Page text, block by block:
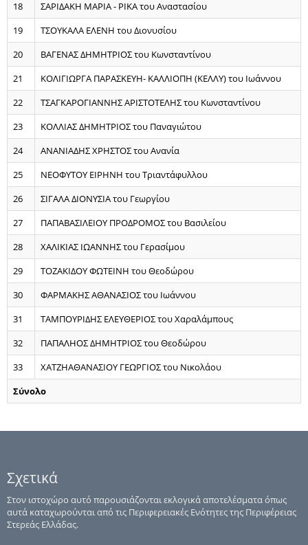
18
ΣΑΡΙΔΑΚΗ ΜΑΡΙΑ - ΡΙΚΑ του Αναστασίου
19
ΤΣΟΥΚΑΛΑ ΕΛΕΝΗ του Διονυσίου
20
ΒΑΓΕΝΑΣ ΔΗΜΗΤΡΙΟΣ του Κωνσταντίνου
21
ΚΟΛΙΓΙΩΡΓΑ ΠΑΡΑΣΚΕΥΗ- ΚΑΛΛΙΟΠΗ (ΚΕΛΛΥ) του Ιωάννου
22
ΤΣΑΓΚΑΡΟΓΙΑΝΝΗΣ ΑΡΙΣΤΟΤΕΛΗΣ του Κωνσταντίνου
23
ΚΟΛΛΙΑΣ ΔΗΜΗΤΡΙΟΣ του Παναγιώτου
24
ΑΝΑΝΙΑΔΗΣ ΧΡΗΣΤΟΣ του Ανανία
25
ΝΕΟΦΥΤΟΥ ΕΙΡΗΝΗ του Τριαντάφυλλου
26
ΣΙΓΑΛΑ ΔΙΟΝΥΣΙΑ του Γεωργίου
27
ΠΑΠΑΒΑΣΙΛΕΙΟΥ ΠΡΟΔΡΟΜΟΣ του Βασιλείου
28
ΧΑΛΙΚΙΑΣ ΙΩΑΝΝΗΣ του Γερασίμου
29
ΤΟΖΑΚΙΔΟΥ ΦΩΤΕΙΝΗ του Θεοδώρου
30
ΦΑΡΜΑΚΗΣ ΑΘΑΝΑΣΙΟΣ του Ιωάννου
31
ΤΑΜΠΟΥΡΙΔΗΣ ΕΛΕΥΘΕΡΙΟΣ του Χαραλάμπους
32
ΠΑΠΑΛΗΟΣ ΔΗΜΗΤΡΙΟΣ του Θεοδώρου
33
ΧΑΤΖΗΑΘΑΝΑΣΙΟΥ ΓΕΩΡΓΙΟΣ του Νικολάου
Σύνολο
Σχετικά
Στον ιστοχώρο αυτό παρουσιάζονται εκλογικά αποτελέσματα όπως
αυτά καταχωρούνται από τις Περιφερειακές Ενότητες της Περιφέρειας
Στερεάς Ελλάδας.